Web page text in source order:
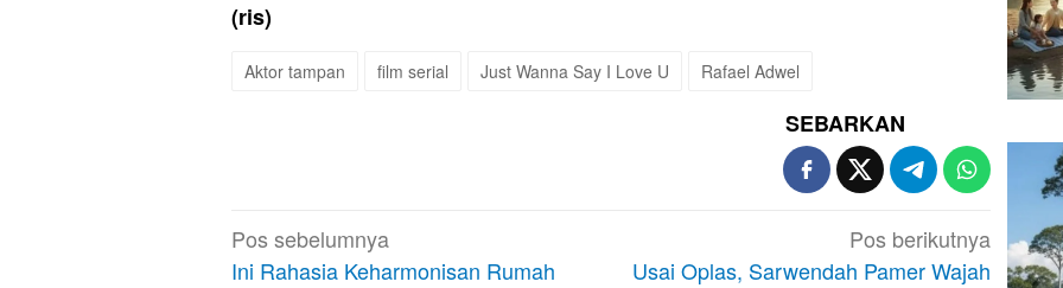
(ris)
Aktor tampan film serial Just Wanna Say I Love U Rafael Adwel
SEBARKAN
Navigasi
pos
Pos sebelumnya
Ini Rahasia Keharmonisan Rumah
Pos berikutnya
Usai Oplas, Sarwendah Pamer Wajah